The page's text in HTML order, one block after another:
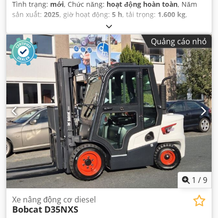
Tình trạng: mới, Chức năng: hoạt động hoàn toàn, Năm
sản xuất: 2025, giờ hoạt động: 5 h, tải trọng: 1.600 kg,
, nâng tự do:
nhiên liệu:điện, loại cột:triplex, chiều cao xây dựng:2.108
mm, chiều dài càng:1.150 mm, trọng lượng không tải:
1.340 kg, tổng chiều dài: 1.964 mm, loại truyền động:
Elektro
, chiều rộng xây dựng:820 mm,
Quảng cáo nhỏ
1 /9
Xe nâng động cơ diesel
Bobcat D35NXS